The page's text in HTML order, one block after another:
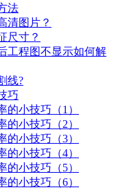
法
清图片？
尺寸？
工程图不显示如何解
线?
巧
的小技巧（1）
的小技巧（2）
的小技巧（3）
的小技巧（4）
的小技巧（5）
的小技巧（6）